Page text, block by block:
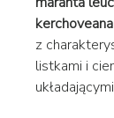
kerchoveana
z
listkami i